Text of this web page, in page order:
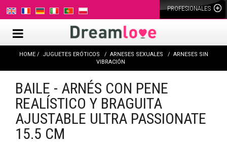
PROFESIONALES
HOME JUGUETES ERÓTICOS ARNESES SEXUALES
ARNESES SIN
VIBRACIÓN
BAILE - ARNÉS CON PENE
REALÍSTICO Y BRAGUITA
AJUSTABLE ULTRA PASSIONATE
15.5 CM